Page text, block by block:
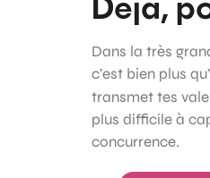
Dans la très
c’est bien plus
transmet tes
plus difficile à
concurrence.